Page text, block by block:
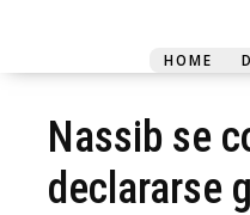
HOME
Nassib se
declararse